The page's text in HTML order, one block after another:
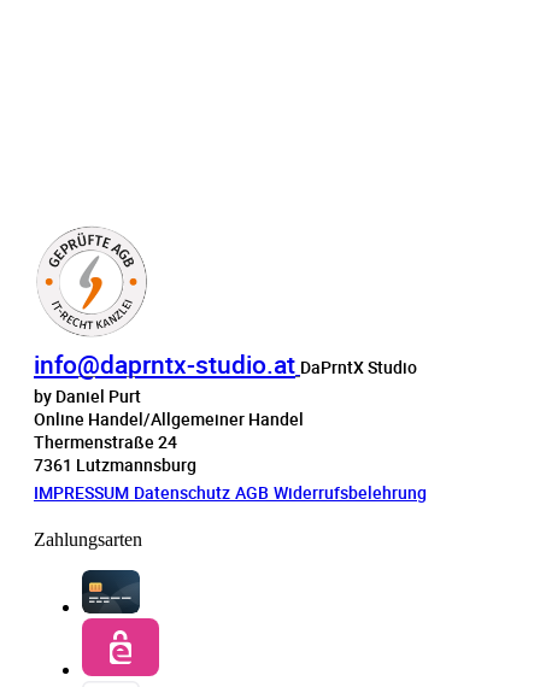
info@daprntx-studio.at DaPrntX Studio
by Daniel Purt
Online Handel/Allgemeiner Handel
Thermenstraße 24
7361 Lutzmannsburg
IMPRESSUM Datenschutz AGB Widerrufsbelehrung
Zahlungsarten